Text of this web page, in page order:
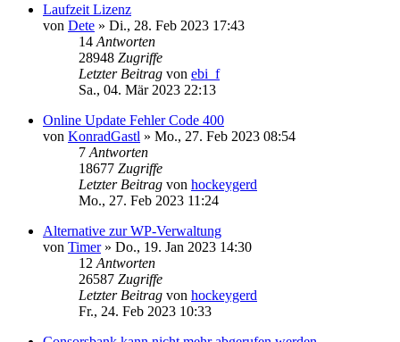
Laufzeit Lizenz
von Dete » Di., 28. Feb 2023 17:43
14 Antworten
28948 Zugriffe
Letzter Beitrag von ebi_f
Sa., 04. Mär 2023 22:13
Online Update Fehler Code 400
von KonradGastl » Mo., 27. Feb 2023 08:54
7 Antworten
18677 Zugriffe
Letzter Beitrag von hockeygerd
Mo., 27. Feb 2023 11:24
Alternative zur WP-Verwaltung
von Timer» Do., 19. Jan 2023 14:30
12 Antworten
26587 Zugriffe
Letzter Beitrag von hockeygerd
Fr., 24. Feb 2023 10:33